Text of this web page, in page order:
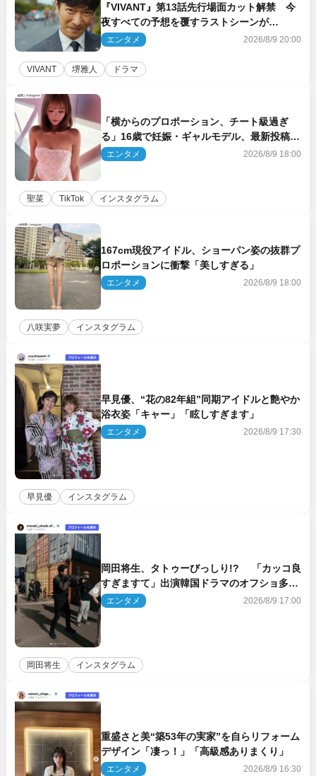
『VIVANT』第13話先行場面カット解禁 今
夜すべての予想を覆すラストシーンが…
エンタメ 2026/8/9 20:00
VIVANT 堺雅人 ドラマ
「横からのプロポーション、チート級過ぎ
る」16歳で妊娠・ギャルモデル、最新投稿に
ネット衝撃「美しすぎる」
エンタメ 2026/8/9 18:00
聖菜 TikTok インスタグラム
167cm現役アイドル、ショーパン姿の抜群プ
ロポーションに衝撃「美しすぎる」
エンタメ 2026/8/9 18:00
八咲実夢 インスタグラム
早見優、“花の82年組”同期アイドルと艶やか
浴衣姿「キャー」「眩しすぎます」
エンタメ 2026/8/9 17:30
早見優 インスタグラム
岡田将生、タトゥーびっしり!? 「カッコ良
すぎますて」出演韓国ドラマのオフショ多数
公開
エンタメ 2026/8/9 17:00
岡田将生 インスタグラム
重盛さと美“築53年の実家”を自らリフォーム
デザイン「凄っ！」「高級感ありまくり」
エンタメ 2026/8/9 16:30